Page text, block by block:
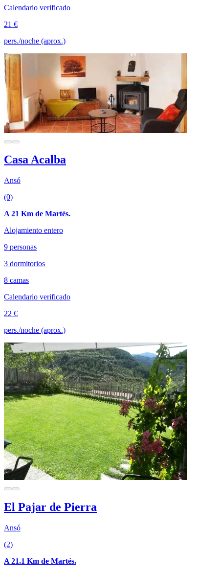
Calendario verificado
21 €
pers./noche (aprox.)
Casa Acalba
Ansó
(0)
A 21 Km de Martés.
Alojamiento entero
9 personas
3 dormitorios
8 camas
Calendario verificado
22 €
pers./noche (aprox.)
El Pajar de Pierra
Ansó
(2)
A 21.1 Km de Martés.